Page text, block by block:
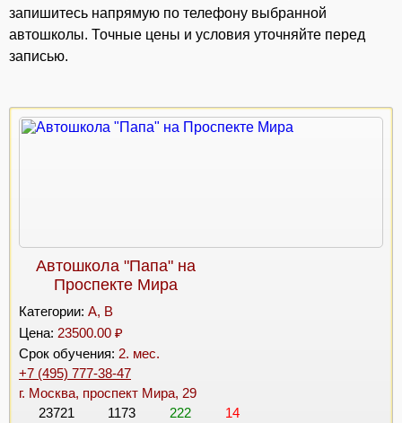
запишитесь напрямую по телефону выбранной
автошколы. Точные цены и условия уточняйте перед
записью.
Автошкола "Папа" на
Проспекте Мира
Категории: A, B
Цена: 23500.00 ₽
Срок обучения: 2. мес.
+7 (495) 777-38-47
г. Москва, проспект Мира, 29
23721
1173 222
14